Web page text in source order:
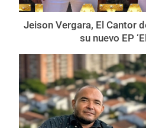
Jeison Vergara, El Cantor
su nuevo EP